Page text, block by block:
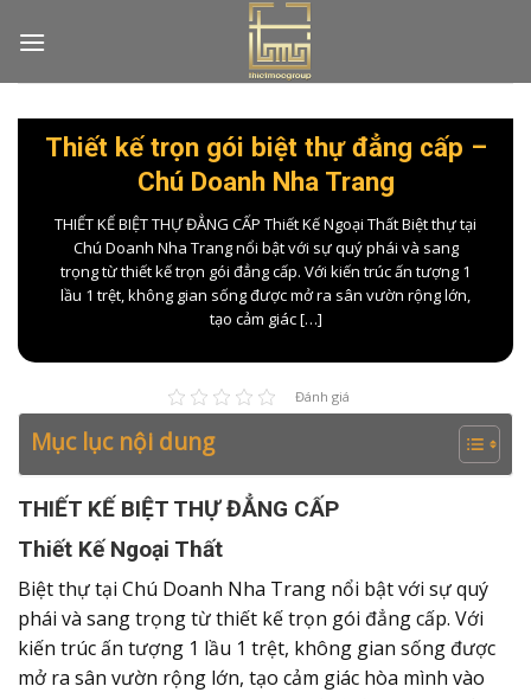
Thiết kế trọn gói biệt thự đẳng cấp –
Chú Doanh Nha Trang
THIẾT KẾ BIỆT THỰ ĐẲNG CẤP Thiết Kế Ngoại Thất Biệt thự tại
Chú Doanh Nha Trang nổi bật với sự quý phái và sang
trọng từ thiết kế trọn gói đẳng cấp. Với kiến trúc ấn tượng 1
lầu 1 trệt, không gian sống được mở ra sân vườn rộng lớn,
tạo cảm giác […]
Đánh giá
Mục lục nội dung
THIẾT KẾ BIỆT THỰ ĐẲNG CẤP
Thiết Kế Ngoại Thất
Biệt thự tại Chú Doanh Nha Trang nổi bật với sự quý
phái và sang trọng từ thiết kế trọn gói đẳng cấp. Với
kiến trúc ấn tượng 1 lầu 1 trệt, không gian sống được
mở ra sân vườn rộng lớn, tạo cảm giác hòa mình vào